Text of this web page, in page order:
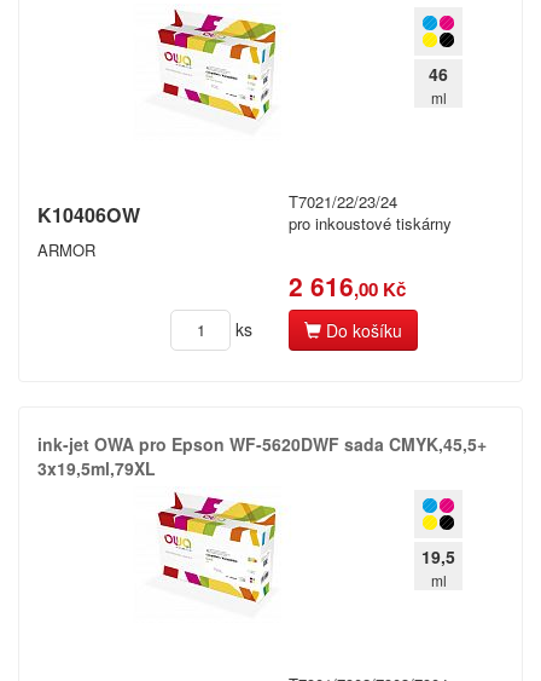
46
ml
K10406OW
ARMOR
T7021/22/23/24
pro inkoustové tiskárny
2 616,00 Kč
ks Do košíku
ink-​jet OWA pro Epson WF-​5620DWF sada CMYK,​45,​5+​
3x19,​5ml,​79XL
19,5
ml